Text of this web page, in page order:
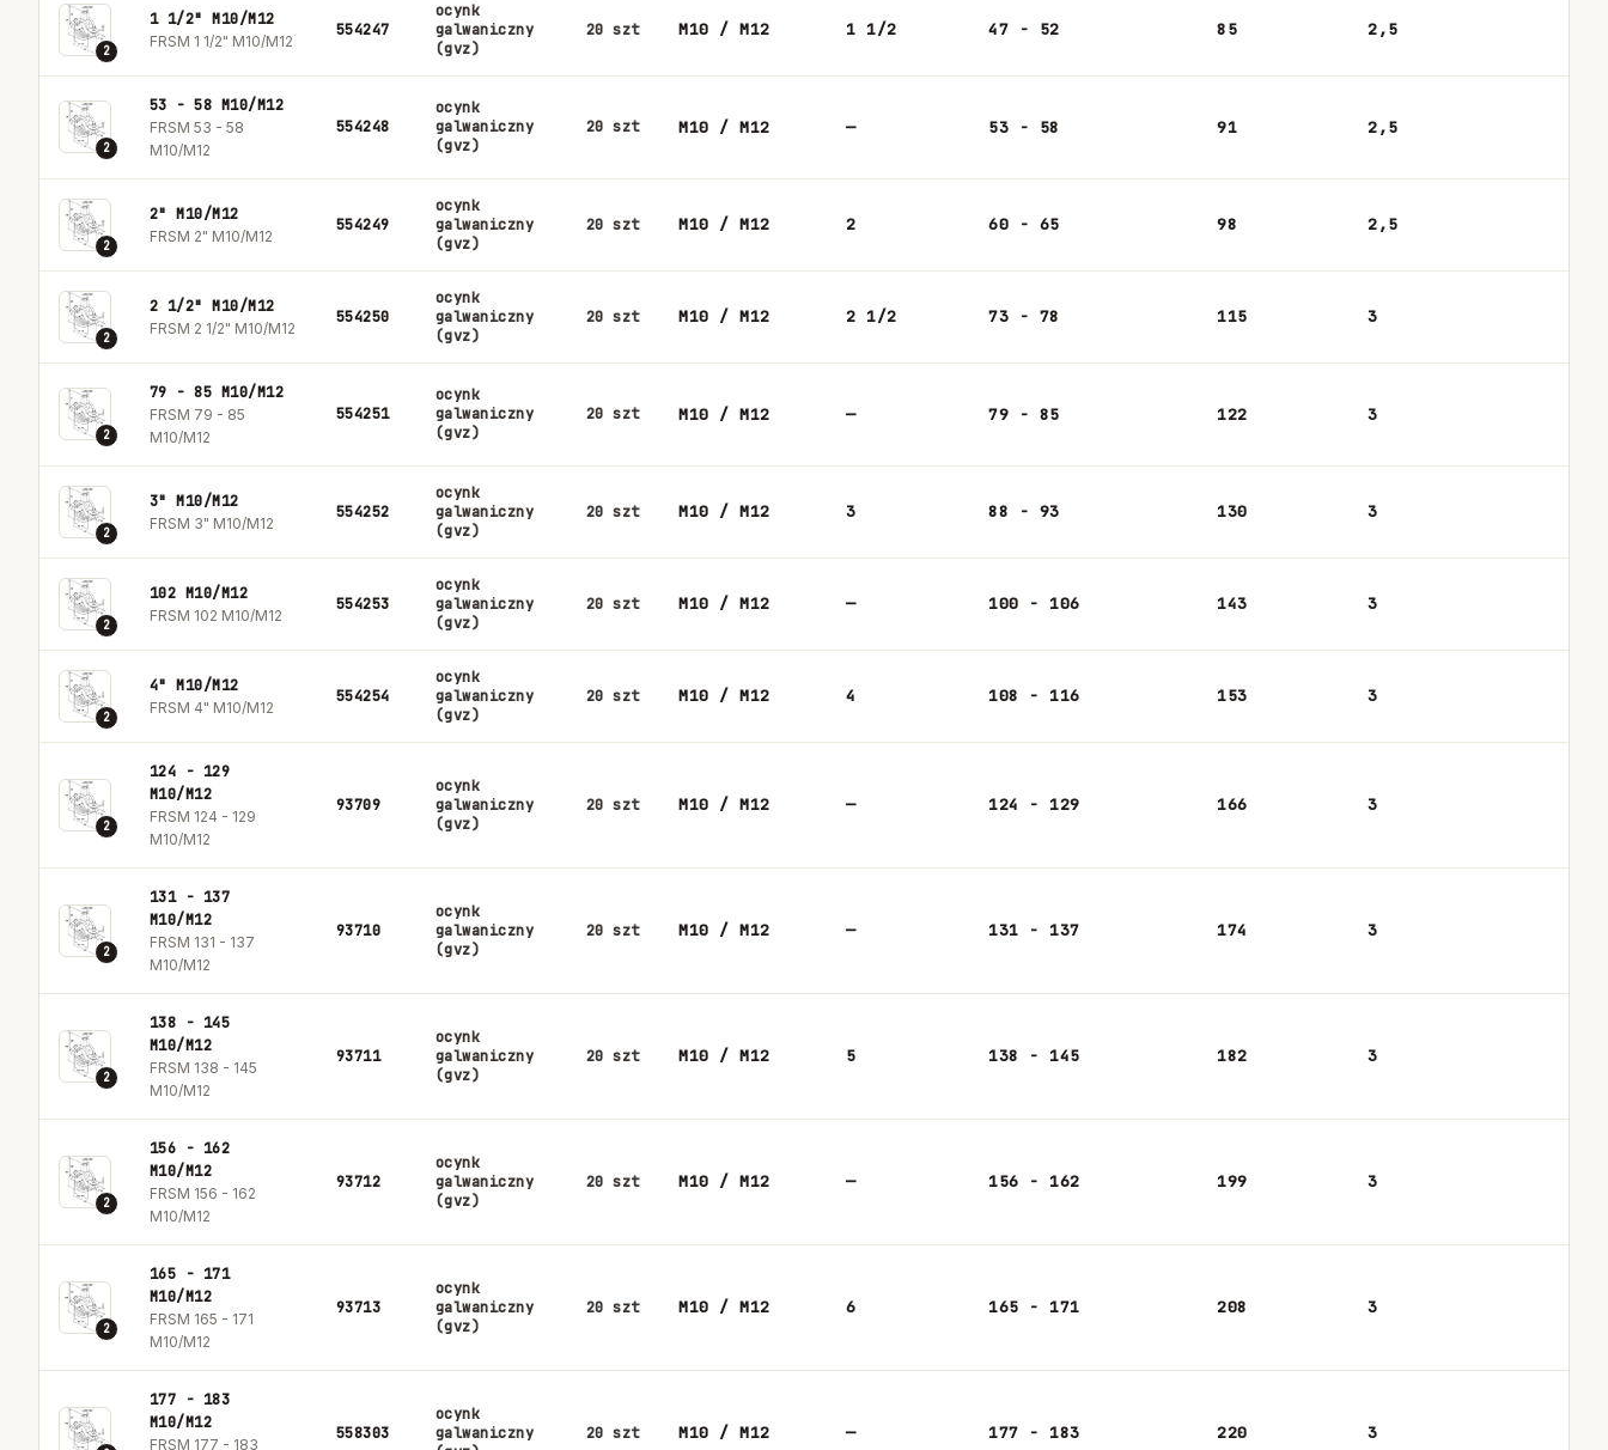
2
1 1/2" M10/M12
FRSM 1 1/2" M10/M12
554247
ocynk
galwaniczny
(gvz)
20 szt M10 / M12 1 1/2 47 - 52 85 2,5
2
53 - 58 M10/M12
FRSM 53 - 58
M10/M12
554248
ocynk
galwaniczny
(gvz)
20 szt M10 / M12 — 53 - 58 91 2,5
2
2" M10/M12
FRSM 2" M10/M12
554249
ocynk
galwaniczny
(gvz)
20 szt M10 / M12 2 60 - 65 98 2,5
2
2 1/2" M10/M12
FRSM 2 1/2" M10/M12
554250
ocynk
galwaniczny
(gvz)
20 szt M10 / M12 2 1/2 73 - 78 115 3
2
79 - 85 M10/M12
FRSM 79 - 85
M10/M12
554251
ocynk
galwaniczny
(gvz)
20 szt M10 / M12 — 79 - 85 122 3
2
3" M10/M12
FRSM 3" M10/M12
554252
ocynk
galwaniczny
(gvz)
20 szt M10 / M12 3 88 - 93 130 3
2
102 M10/M12
FRSM 102 M10/M12
554253
ocynk
galwaniczny
(gvz)
20 szt M10 / M12 — 100 - 106 143 3
2
4" M10/M12
FRSM 4" M10/M12
554254
ocynk
galwaniczny
(gvz)
20 szt M10 / M12 4 108 - 116 153 3
2
124 - 129
M10/M12
FRSM 124 - 129
M10/M12
93709
ocynk
galwaniczny
(gvz)
20 szt M10 / M12 — 124 - 129 166 3
2
131 - 137
M10/M12
FRSM 131 - 137
M10/M12
93710
ocynk
galwaniczny
(gvz)
20 szt M10 / M12 — 131 - 137 174 3
2
138 - 145
M10/M12
FRSM 138 - 145
M10/M12
93711
ocynk
galwaniczny
(gvz)
20 szt M10 / M12 5 138 - 145 182 3
2
156 - 162
M10/M12
FRSM 156 - 162
M10/M12
93712
ocynk
galwaniczny
(gvz)
20 szt M10 / M12 — 156 - 162 199 3
2
165 - 171
M10/M12
FRSM 165 - 171
M10/M12
93713
ocynk
galwaniczny
(gvz)
20 szt M10 / M12 6 165 - 171 208 3
177 - 183
M10/M12
FRSM 177 - 183
558303
ocynk
galwaniczny
20 szt M10 / M12 — 177 - 183 220 3